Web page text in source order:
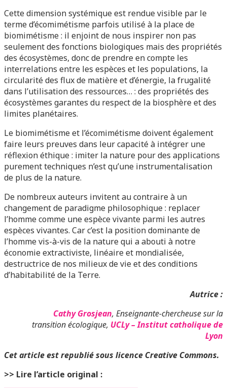
Cette dimension systémique est rendue visible par le
terme d’écomimétisme parfois utilisé à la place de
biomimétisme : il enjoint de nous inspirer non pas
seulement des fonctions biologiques mais des propriétés
des écosystèmes, donc de prendre en compte les
interrelations entre les espèces et les populations, la
circularité des flux de matière et d’énergie, la frugalité
dans l’utilisation des ressources… : des propriétés des
écosystèmes garantes du respect de la biosphère et des
limites planétaires.
Le biomimétisme et l’écomimétisme doivent également
faire leurs preuves dans leur capacité à intégrer une
réflexion éthique : imiter la nature pour des applications
purement techniques n’est qu’une instrumentalisation
de plus de la nature.
De nombreux auteurs invitent au contraire à un
changement de paradigme philosophique : replacer
l’homme comme une espèce vivante parmi les autres
espèces vivantes. Car c’est la position dominante de
l’homme vis-à-vis de la nature qui a abouti à notre
économie extractiviste, linéaire et mondialisée,
destructrice de nos milieux de vie et des conditions
d’habitabilité de la Terre.
Autrice :
Cathy Grosjean, Enseignante-chercheuse sur la
transition écologique, UCLy – Institut catholique de
Lyon
Cet article est republié sous licence Creative Commons.
>> Lire l’article original :